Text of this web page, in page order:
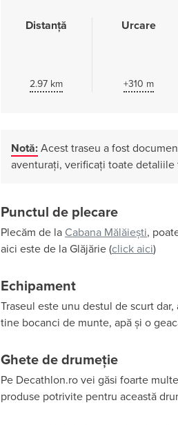
Distanță
2.97 km
Urcare
+310 m
Notă: Acest traseu a fost
aventurați, verificați toate detaliile
Punctul de plecare
Plecăm de la Cabana Mălăiești,
aici este de la Glăjărie (click aici)
Echipament
Traseul este unu destul de scurt
tine bocanci de munte, apă și o
Ghete de drumeție
Pe Decathlon.ro vei găsi foarte
produse potrivite pentru această